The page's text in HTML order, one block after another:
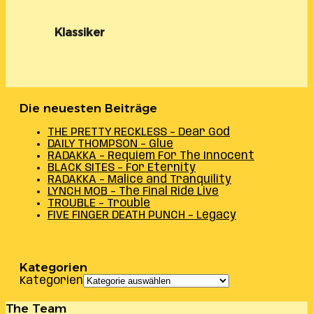
Klassiker
Die neuesten Beiträge
THE PRETTY RECKLESS – Dear God
DAILY THOMPSON – Glue
RADAKKA – Requiem For The Innocent
BLACK SITES – For Eternity
RADAKKA – Malice and Tranquility
LYNCH MOB – The Final Ride Live
TROUBLE – Trouble
FIVE FINGER DEATH PUNCH – Legacy
Kategorien
Kategorien
The Team